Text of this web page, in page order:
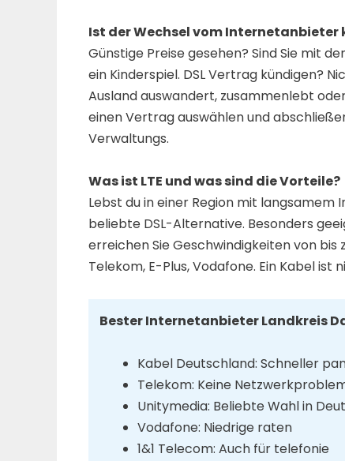
Ist der Wechsel vom Internetanbieter
Günstige Preise gesehen? Sind Sie mit
ein Kinderspiel. DSL Vertrag kündigen?
Ausland auswandert, zusammenlebt
einen Vertrag auswählen und
Verwaltungs.
Was ist LTE und was sind die Vorteile?
Lebst du in einer Region mit langsamem
beliebte DSL-Alternative. Besonders
erreichen Sie Geschwindigkeiten von bis
Telekom, E-Plus, Vodafone. Ein Kabel
Bester Internetanbieter Landkreis
Kabel Deutschland: Schneller
Telekom: Keine
Unitymedia: Beliebte Wahl in
Vodafone: Niedrige raten
1&1 Telecom: Auch für telefonie